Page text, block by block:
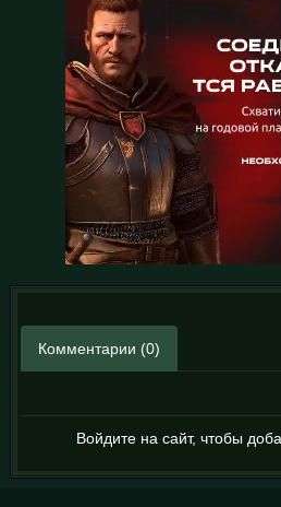
Комментарии (0)
Войдите на сайт, чтобы